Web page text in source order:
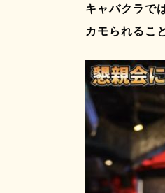
キャバクラで
カモられるこ